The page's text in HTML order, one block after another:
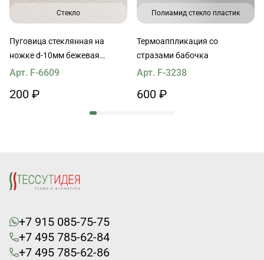
Стекло
Пуговица стеклянная на
ножке d-10мм бежевая
прозрачная
Арт. F-6609
200 ₽
Полиамид стекло пластик
Термоаппликация со
стразами бабочка
Арт. F-3238
600 ₽
+7 915 085-75-75
+7 495 785-62-84
+7 495 785-62-86